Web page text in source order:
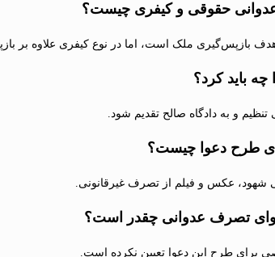
حقوقی و کیفری چیست؟
بازپس‌گیری ملک است، اما در نوع کیفری علاوه بر
باید کرد؟
تنظیم و به دادگاه صالح تقدیم شود.
طرح دعوا چیست؟
شهود، عکس و فیلم از تصرف غیرقانونی.
تصرف عدوانی چقدر است؟
برای طرح این دعوا تعیین نکرده است.